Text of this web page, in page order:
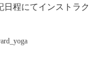
日程にてインストラク